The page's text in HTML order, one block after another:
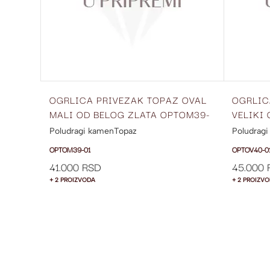
OGRLICA PRIVEZAK TOPAZ OVAL
MALI OD BELOG ZLATA OPTOM39-
01
Poludragi kamenTopaz
OPTOM39-01
41.000 RSD
+ 2 PROIZVODA
VELIKI
OPTOV40-
45.000
+ 2